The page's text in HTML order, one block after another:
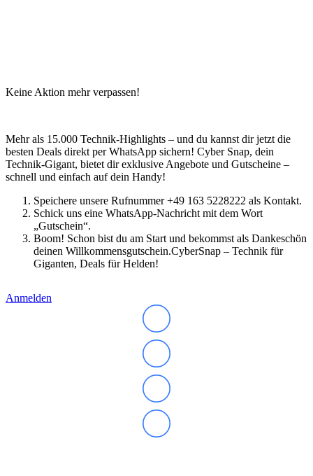
Keine Aktion mehr verpassen!
Mehr als 15.000 Technik-Highlights – und du kannst dir jetzt die
besten Deals direkt per WhatsApp sichern! Cyber Snap, dein
Technik-Gigant, bietet dir exklusive Angebote und Gutscheine –
schnell und einfach auf dein Handy!
Speichere unsere Rufnummer +49 163 5228222 als Kontakt.
Schick uns eine WhatsApp-Nachricht mit dem Wort
„Gutschein“.
Boom! Schon bist du am Start und bekommst als Dankeschön
deinen Willkommensgutschein.CyberSnap – Technik für
Giganten, Deals für Helden!
Anmelden